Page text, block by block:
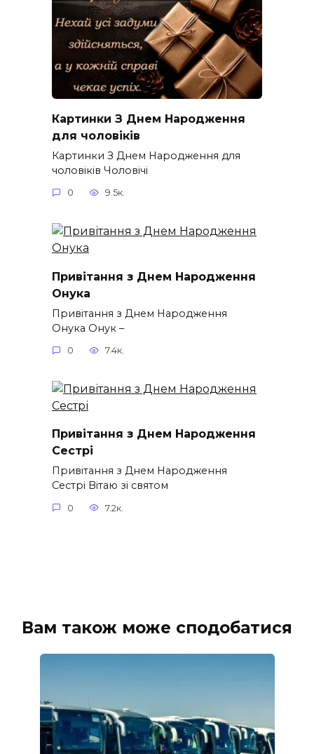
Картинки З Днем Народження
для чоловіків​
Картинки З Днем Народження для
чоловіків​ Чоловічі
0 9.5к.
Привітання з Днем Народження
Онука
Привітання з Днем Народження
Онука Онук –
0 7.4к.
Привітання з Днем Народження
Сестрі
Привітання з Днем Народження
Сестрі Вітаю зі святом
0 7.2к.
Вам також може сподобатися